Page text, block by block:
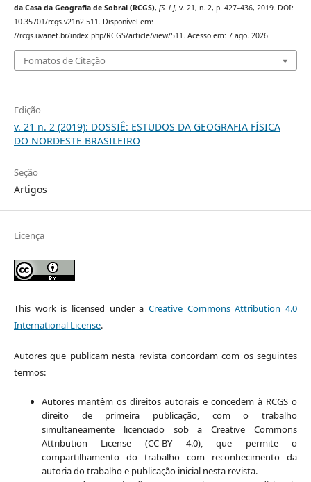
da Casa da Geografia de Sobral (RCGS), [S. l.], v. 21, n. 2, p. 427–436, 2019. DOI:
10.35701/rcgs.v21n2.511. Disponível em:
//rcgs.uvanet.br/index.php/RCGS/article/view/511. Acesso em: 7 ago. 2026.
Fomatos de Citação
Edição
v. 21 n. 2 (2019): DOSSIÊ: ESTUDOS DA GEOGRAFIA FÍSICA
DO NORDESTE BRASILEIRO
Seção
Artigos
Licença
This work is licensed under aCreative Commons Attribution 4.0
International License.
Autores que publicam nesta revista concordam com os seguintes
termos:
Autores mantêm os direitos autorais e concedem à RCGS o
direito de primeira publicação, com o trabalho
simultaneamente licenciado sob a Creative Commons
Attribution License (CC-BY 4.0), que permite o
compartilhamento do trabalho com reconhecimento da
autoria do trabalho e publicação inicial nesta revista.